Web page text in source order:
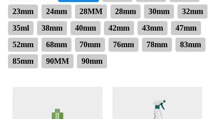
23mm
24mm 28MM 28mm 30mm
32mm
35ml
38mm 40mm 42mm 43mm
47mm
52mm
68mm 70mm 76mm 78mm
83mm
85mm
90MM 90mm